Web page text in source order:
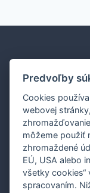
Predvoľby
Cookies
webovej
môžeme použiť
zhromaždené
EÚ, USA alebo
všetky cookies“
spracovaním.